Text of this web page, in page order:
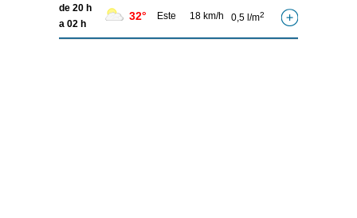
de 20 h
a 02 h
32° Este 18 km/h 0,5 l/m2